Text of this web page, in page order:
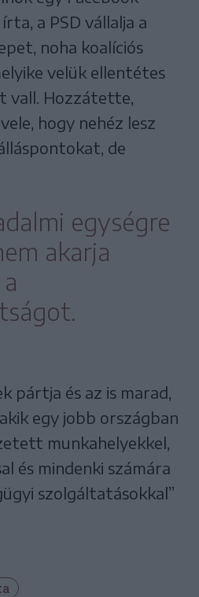
a PSD vállalja a
noha koalíciós
velük ellentétes
vall. Hozzátette,
hogy nehéz lesz
de
egységre
akarja
pártja és az is marad,
egy jobb országban
munkahelyekkel,
és mindenki számára
szolgáltatásokkal”